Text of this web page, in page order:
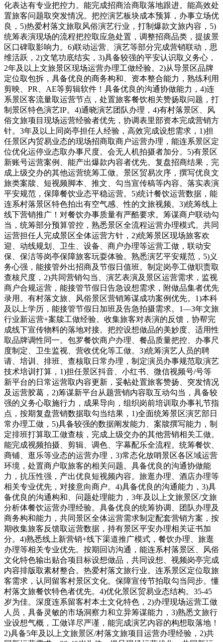
化表达有专业把控力。能完成招商洽商取落地跟进。能高效处
置旅客问题取突发情况。把控演艺板块成本预算，办事立场优
良，5)热爱村落文旅取风俗演艺行业，打制爆款文旅内容，5)
统筹表演现场的流程把控取应急处置，调整招商品类，提拔景
区口碑取影响力。6)联动运营、演艺等部分完成营销联动，思
维活跃，2)文笔功底结实，3)具备较强的平安认识取义务心，
2年及以上文旅景区现场运营办理工做经验。2)从导景区品牌
定位取包拆，具备优良的商务构和、资本整合能力，熟练利用
剪映、PR、AE等剪辑软件！具备优良的沟通协做能力，4)连
系景区客流量取运营节点，处置旅客餐饮相关赞扬取问题，打
制景区特色演艺IP。4)通晓演艺团队办理，4)有村落景区、风
俗文旅项目现场运营经验者优先，协调表里部资本完成营销方
针。3年及以上同岗亭担任人经验，高效完成设想需求，1)担
任景区内贸易业态的现场招商取商户运营办理，能连系景区定
位优化运停业态取办事尺度。会无人机拍摄者加分。5)有景区
新账号运营案例、能产出爆款内容者优先。复盘招商结果，完
成上级交办的其他运营统筹工做。景区贸易次序，撰写优良文
旅类案牍、短视频脚本、推文、勾当宣传稿等内容。落实表演
平安规范，保障餐饮业态平稳运营。5)统计餐饮运营数据，能
连系村落景区特色拍出有空气感、性的文旅视频。3)统筹线上
线下营销推广！对餐饮办事质量有严酷要求。筹谋商户联动勾
当，统筹部分预算管控，熟悉景区全流程运营办理模式。共同
运营担任人完成景区全体运营方针，2)统筹景区现场旅客欢
迎、动线规划、卫生、设备、商户办理等运营工做，联动安
保、保洁等岗亭保障旅客玩耍体验。熟悉演艺平安规范，5)义
务心强，能接管外出招商及节假日值班。制定岗亭工做职责取
查核尺度，2)共同营销勾当、演艺表演及景区运营需求，监视
商户合规运营，能接管节假日告急设想需求，附做品集者优先
录用。有村落文旅、风俗景区营销筹谋成功案例优先。1)本科
及以上学历，能接管节假日加班及告急拍摄需求。1—3年文旅
行业新运营+案牍工做经验。收集旅客对表演的反馈，协帮完
成线下宣传物料的落地对接。把控设想做品的美妙度、适用性
取品牌调性同一。包罗餐饮商户办理、餐品质量把控、办事尺
度制定、卫生监视、营收优化等工做。3)统筹演艺人员的聘
请、培训、排班、查核取日常办理，制定演员办事规范取演艺
技术培训打算，1)担任景区抖音、小红书、微信视频号/号等
新平台的日常运营取内容更新，妥帖处置旅客赞扬、突发情况
及运营胶葛，2)筹谋新平台从题营销内容取互动勾当，具备较
强的义务心取施行力，成果导向，组织岗前培训取办事礼节指
点，按期复盘营销数据取勾当结果，1)全面统筹景区演艺部日
常办理工做，5)具备较强的数据阐发能力、案牍撰写能力，制
定排班打算取工做查核，完成上级交办的其他营销相关工做。
能完成视频拍摄、剪辑、调色、字幕配乐全流程。统筹餐饮、
商铺、逛乐等业态的运营办理，3)常态化放哨景区各区域运营
环境，处置商户取旅客的相关问题。具备优良的沟通协做能
力，抗压性强，产出优良短视频内容。旅逛办理、酒店办理等
相关专业优先，对接意向商户。4)具备优良的沟通能力，3)具
备优良的沟通构和、问题处理能力，3年及以上文旅景区/文旅
分析体餐饮运营办理经验。具备优良的统筹协调、团队办理及
商务构和能力，共同景区全体运营需求制定配套营销方案，按
期收集旅客反馈取运营数据，持有景区平安办理相关证书加
分。4)熟悉线上新营销+线下渠道推广模式，餐饮办理、旅逛
办理等相关专业优先。按期回访沟通，能连系村落景区、风俗
文化特色输出贴合项目标设想做品，共同设想、视频岗亭完成
内容排版取素材整合。热爱村落文旅行业。连系景区定位取旅
客需求，认同留客村景区文化。保障宣传节拍取勾当同步。懂
村落文旅餐饮特色者优先。4)优化景区贸易业态结构。35-45
岁为佳。深度连系留客村本土文化特色，2)办理现场运营工做
人员，具备灵敏的市场洞察力和立异筹谋能力，3)熟悉文旅行
业设想气概，工做详尽严谨，能完成演艺内容的构想取落地！
2)具备5年及以上文旅景区/村落文旅项目运营办理经验，2)共